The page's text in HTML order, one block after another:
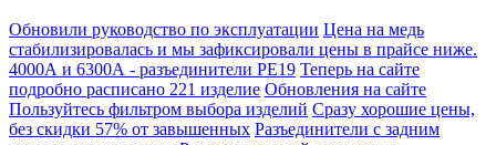
Обновили руководство по эксплуатации Цена на медь
стабилизировалась и мы зафиксировали цены в прайсе ниже.
4000А и 6300А - разъединители РЕ19 Теперь на сайте
подробно расписано 221 изделие Обновления на сайте
Пользуйтесь фильтром выбора изделий Сразу хорошие цены,
без скидки 57% от завышенных Разъединители с задним